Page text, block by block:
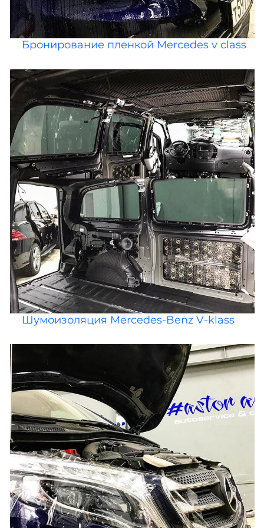
Бронирование пленкой Mercedes v class
Шумоизоляция Mercedes-Benz V-klass